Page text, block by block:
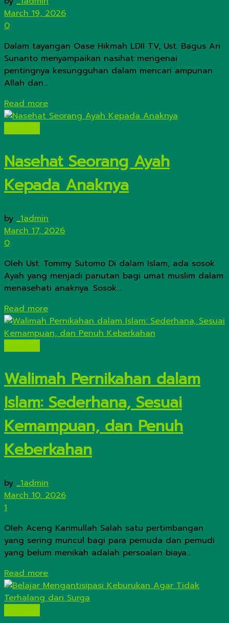
March 19, 2026
0
Dalam tayangan Oase Hikmah LDII TV, Ust. Bagus Ari
Sunanto menyampaikan nasihat mengenai
pentingnya kesungguhan dalam mencari ampunan
Allah dan...
Read moreDetails
Nasehat Seorang Ayah
Kepada Anaknya
by _1admin
March 17, 2026
0
Oleh Ust. Tommy Sutomo Di dalam Islam, ada sosok
Ayah yang menjadi panutan bagi umat muslim dalam
menasehati anaknya. Sosok...
Read moreDetails
Walimah Pernikahan dalam
Islam: Sederhana, Sesuai
Kemampuan, dan Penuh
Keberkahan
by _1admin
March 10, 2026
1
Oleh Aceng Karimullah Salah satu pertimbangan
yang sering muncul bagi para pemuda dan pemudi
yang belum menikah adalah persoalan biaya...
Read moreDetails